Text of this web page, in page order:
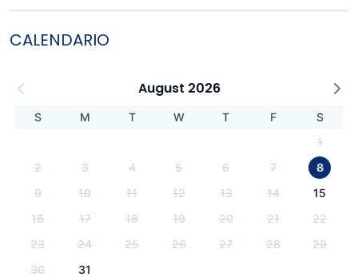
CALENDARIO
August 2026
S M T W T F
S
1
2
3 4 5 6 7
8
9
10 11 12 13 14
15
16
17 18 19 20 21
22
23
24 25 26 27 28
29
30
31